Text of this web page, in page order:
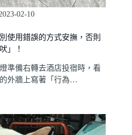
02-10
使用錯誤的方式安撫，否則
」！
準備右轉去酒店投宿時，看
外牆上寫著「行為…